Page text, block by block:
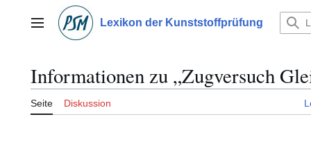
springenHauptmenü Lexikon der Kunststoffprüfung
Informationen zu „Zugversuch
Seite Diskussion